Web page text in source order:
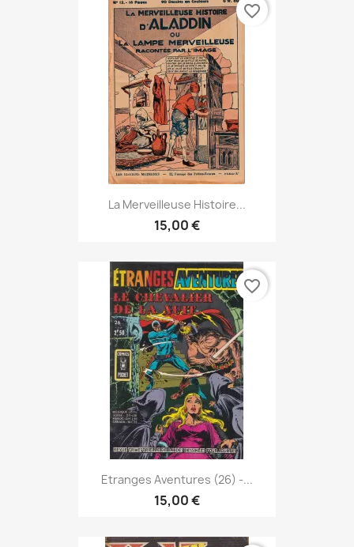
La Merveilleuse Histoire...
15,00 €
favorite_border
Etranges Aventures (26) -...
15,00 €
favorite_border